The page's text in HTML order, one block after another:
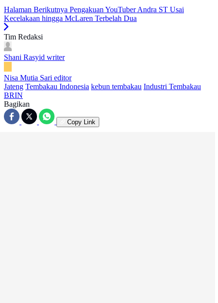
Halaman Berikutnya Pengakuan YouTuber Andra ST Usai
Kecelakaan hingga McLaren Terbelah Dua
Tim Redaksi
Shani Rasyid writer
Nisa Mutia Sari editor
Jateng Tembakau Indonesia kebun tembakau Industri Tembakau
BRIN
Bagikan
Copy Link